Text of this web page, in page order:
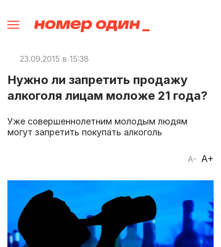
23.09.2015 в 15:38
Нужно ли запретить продажу
алкоголя лицам моложе 21 года?
Уже совершеннолетним молодым людям
могут запретить покупать алкоголь
A- A+